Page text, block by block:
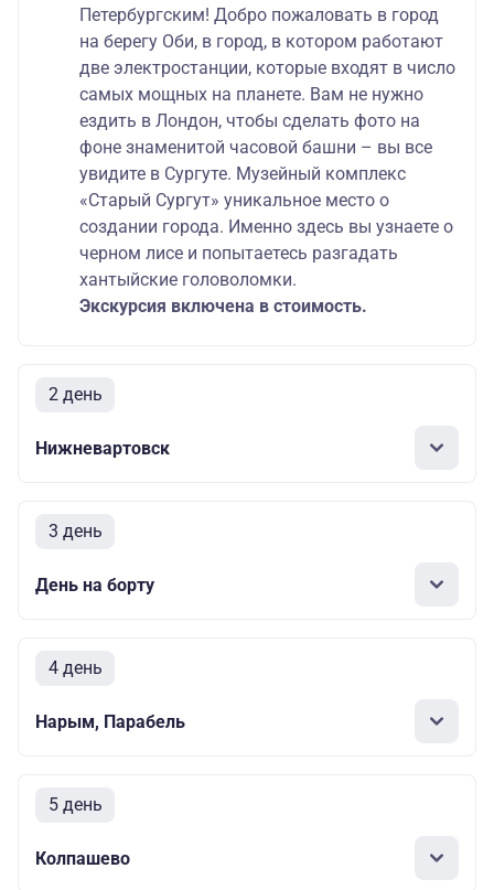
Петербургским! Добро пожаловать в город
на берегу Оби, в город, в котором работают
две электростанции, которые входят в число
самых мощных на планете. Вам не нужно
ездить в Лондон, чтобы сделать фото на
фоне знаменитой часовой башни – вы все
увидите в Сургуте. Музейный комплекс
«Старый Сургут» уникальное место о
создании города. Именно здесь вы узнаете о
черном лисе и попытаетесь разгадать
хантыйские головоломки.
Экскурсия включена в стоимость.
2 день
Нижневартовск
3 день
День на борту
4 день
Нарым, Парабель
5 день
Колпашево